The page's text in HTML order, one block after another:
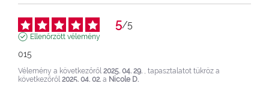
5/5
Ellenőrzött vélemény
015
Vélemény a következőről 2025. 04. 29. , tapasztalatot tükröz a
következőről 2025. 04. 02. a Nicole D.